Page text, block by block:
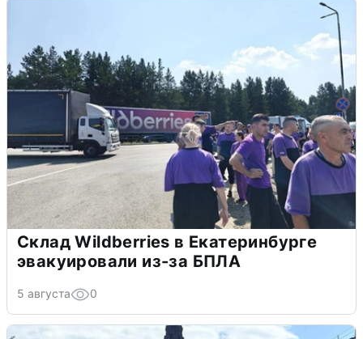
Склад Wildberries в Екатеринбурге
эвакуировали из-за БПЛА
5 августа 0